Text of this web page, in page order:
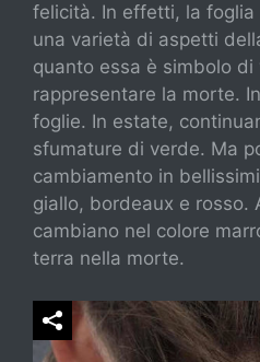
felicità. In effetti, la foglia
una varietà di aspetti
quanto essa è simbolo di
rappresentare la morte.
foglie. In estate,
sfumature di verde. Ma
cambiamento in
giallo, bordeaux e rosso.
cambiano nel colore
terra nella morte.